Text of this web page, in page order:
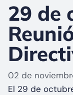
29 de
02 de
El 29 de